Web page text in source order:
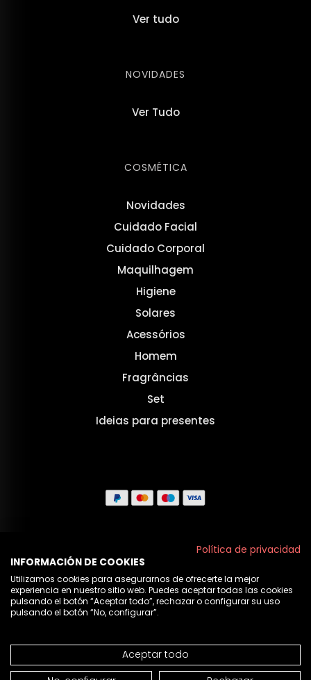
NÃO DISPONÍVEL
Ver tudo
NOVIDADES
Ver Tudo
COSMÉTICA
Novidades
Cuidado Facial
Cuidado Corporal
Maquilhagem
Higiene
Solares
Acessórios
Homem
Fragrâncias
Set
Ideias para presentes
Política de cookies
Nós
© 2026 Cristian Lay
Política de privacidad
INFORMACIÓN DE COOKIES
Utilizamos cookies para asegurarnos de ofrecerte la mejor
experiencia en nuestro sitio web. Puedes aceptar todas las cookies
pulsando el botón “Aceptar todo”, rechazar o configurar su uso
pulsando el botón “No, configurar”.
Aceptar todo